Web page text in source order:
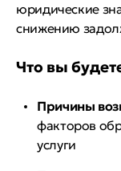
юридические
снижению
Что вы
Причины
факторов
услуги